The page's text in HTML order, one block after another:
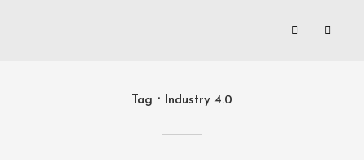
Tag Industry 4.0